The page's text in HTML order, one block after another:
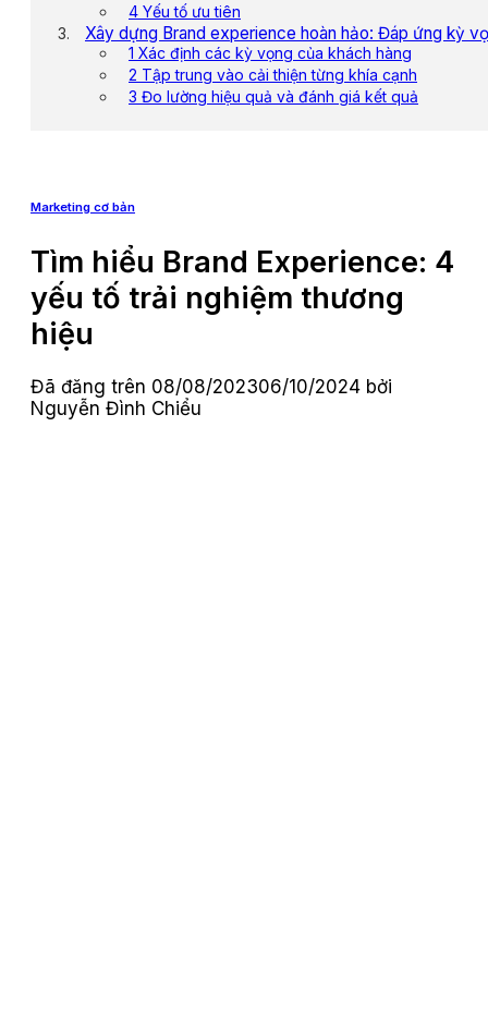
4 Yếu tố ưu tiên
Xây dựng Brand experience hoàn hảo: Đáp ứng kỳ
1 Xác định các kỳ vọng của khách hàng
2 Tập trung vào cải thiện từng khía cạnh
3 Đo lường hiệu quả và đánh giá kết quả
Marketing cơ bản
Tìm hiểu Brand Experience: 4
yếu tố trải nghiệm thương
hiệu
Đã đăng trên 08/08/202306/10/2024 bởi
Nguyễn Đình Chiểu